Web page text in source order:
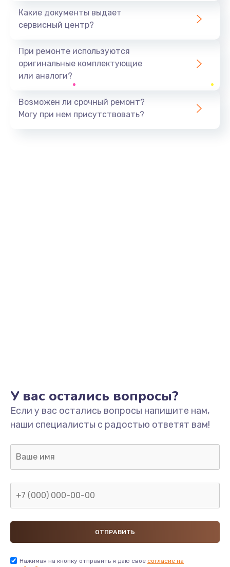
Какие документы выдает
сервисный центр?
При ремонте используются
оригинальные комплектующие
или аналоги?
Возможен ли срочный ремонт?
Могу при нем присутствовать?
У вас остались вопросы?
Если у вас остались вопросы напишите нам,
наши специалисты с радостью ответят вам!
Нажимая на кнопку отправить я даю свое согласие на